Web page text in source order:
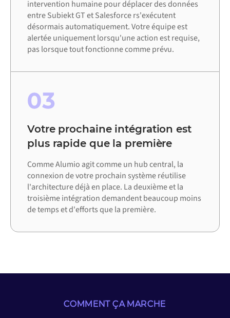
intervention humaine pour déplacer des données
entre Subiekt GT et Salesforce rs'exécutent
désormais automatiquement. Votre équipe est
alertée uniquement lorsqu'une action est requise,
pas lorsque tout fonctionne comme prévu.
03
Votre prochaine intégration est
plus rapide que la première
Comme Alumio agit comme un hub central, la
connexion de votre prochain système réutilise
l'architecture déjà en place. La deuxième et la
troisième intégration demandent beaucoup moins
de temps et d'efforts que la première.
COMMENT ÇA MARCHE